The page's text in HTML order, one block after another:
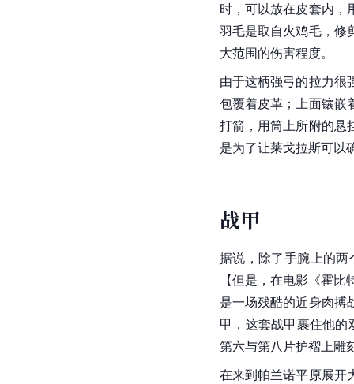
时，可以放在皮套内，
羽毛是取自火鸡毛，修
大范围的伤害程度。
由于这柄强弓的拉力很
包覆着皮革；上面镶嵌
打箭，用筒上所附的悬
是为了让莱戈拉斯可以
战甲
据说，除了手腕上的
【但是，在电影《霍比
是一场残酷的近身肉搏
甲，这套战甲裹住他
第六与第八片护褶上雕
在来到帕兰诺平原展开